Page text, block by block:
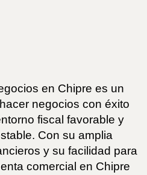
en Chipre es un
negocios con éxito
fiscal favorable y
Con su amplia
y su facilidad para
comercial en Chipre